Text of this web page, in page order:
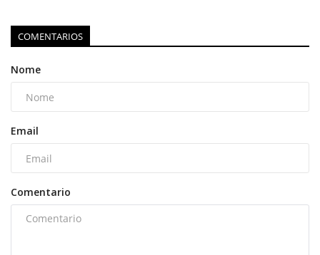
COMENTARIOS
Nome
Email
Comentario